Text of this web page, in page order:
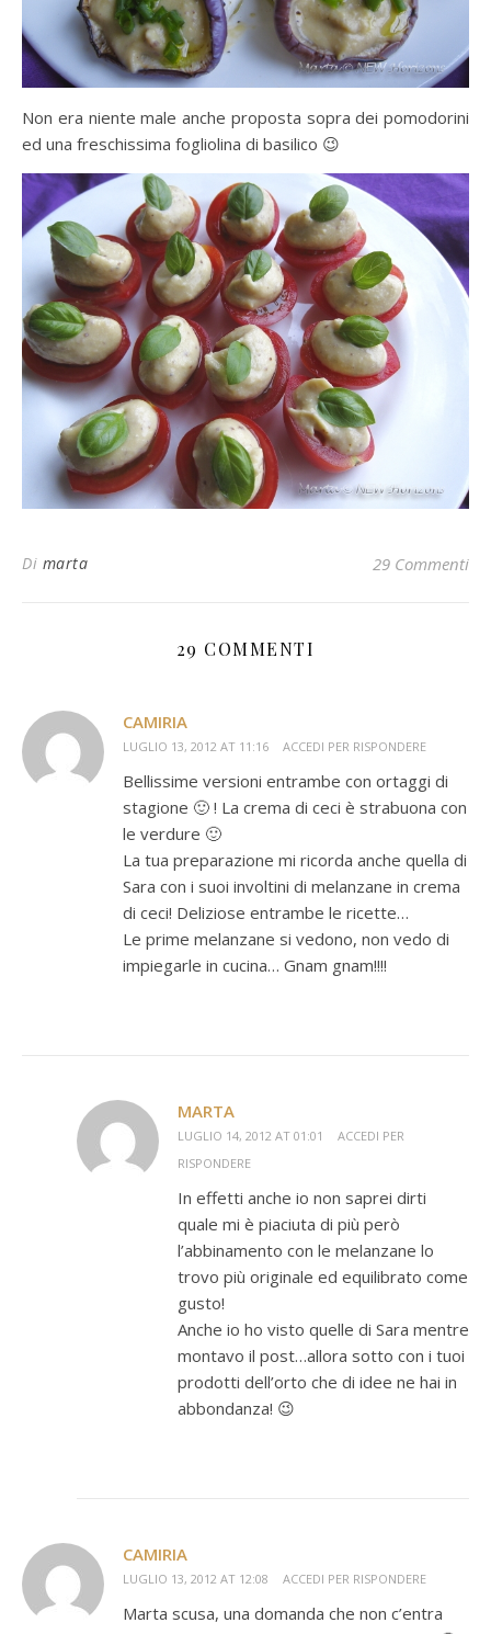
Non era niente male anche proposta sopra dei pomodorini
ed una freschissima fogliolina di basilico 😉
Di marta 29 Commenti
29 COMMENTI
CAMIRIA
LUGLIO 13, 2012 AT 11:16 ACCEDI PER RISPONDERE
Bellissime versioni entrambe con ortaggi di
stagione 🙂 ! La crema di ceci è strabuona con
le verdure 🙂
La tua preparazione mi ricorda anche quella di
Sara con i suoi involtini di melanzane in crema
di ceci! Deliziose entrambe le ricette…
Le prime melanzane si vedono, non vedo di
impiegarle in cucina… Gnam gnam!!!!
MARTA
LUGLIO 14, 2012 AT 01:01
ACCEDI PER
RISPONDERE
In effetti anche io non saprei dirti
quale mi è piaciuta di più però
l’abbinamento con le melanzane lo
trovo più originale ed equilibrato come
gusto!
Anche io ho visto quelle di Sara mentre
montavo il post…allora sotto con i tuoi
prodotti dell’orto che di idee ne hai in
abbondanza! 😉
CAMIRIA
LUGLIO 13, 2012 AT 12:08 ACCEDI PER RISPONDERE
Marta scusa, una domanda che non c’entra